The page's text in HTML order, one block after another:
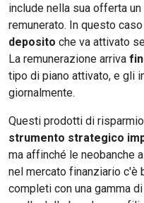
include nella sua offerta
remunerato. In questo
deposito che va attivato
La remunerazione arriva
tipo di piano attivato, e gli
giornalmente.
Questi prodotti di
strumento strategico
ma affinché le neobanche
nel mercato finanziario
completi con una gamma